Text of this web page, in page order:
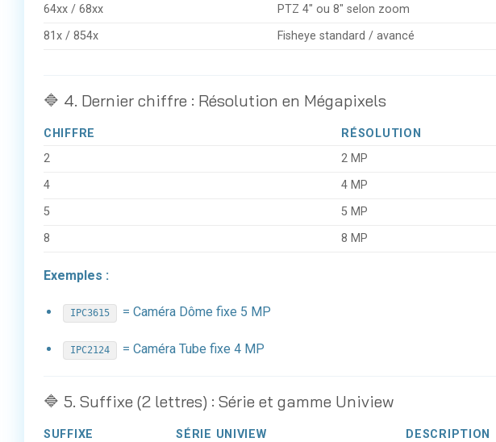
64xx / 68xx
PTZ 4″ ou 8″ selon zoom
81x / 854x
Fisheye standard / avancé
🔷 4. Dernier chiffre : Résolution en Mégapixels
CHIFFRE
RÉSOLUTION
2
2 MP
4
4 MP
5
5 MP
8
8 MP
Exemples :
IPC3615 = Caméra Dôme fixe 5 MP
IPC2124 = Caméra Tube fixe 4 MP
🔷 5. Suffixe (2 lettres) : Série et gamme Uniview
SUFFIXE SÉRIE UNIVIEW
DESCRIPTION